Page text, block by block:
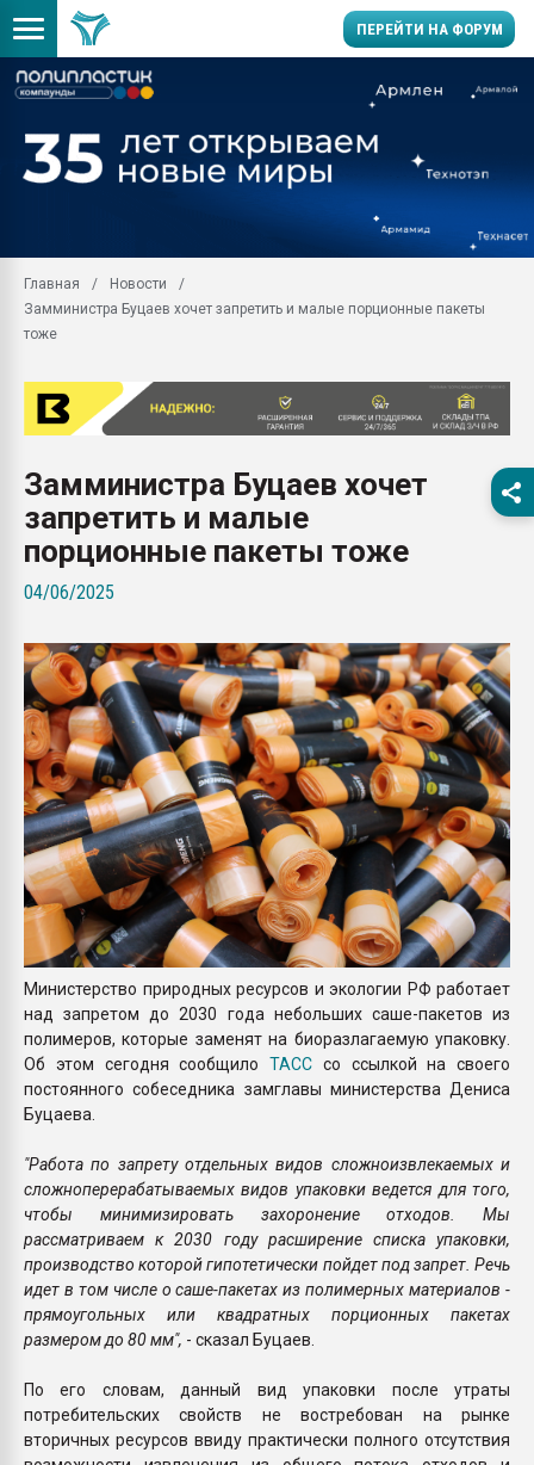
ПЕРЕЙТИ НА ФОРУМ
ближайшее
Подмосковье, Москва
первый план в
ситуацией на
Материал поверхности
вакуумного
Продам отходы
поликарбоната и АБС-
Armaloy PC/ABS-1IM
26.07.2022 "Сибирский
ПЕРЕЙТИ НА
Главная
Новости
Замминистра Буцаев хочет запретить и малые порционные пакеты
тоже
Замминистра Буцаев хочет
запретить и малые
порционные пакеты тоже
04/06/2025
Министерство природных ресурсов и экологии РФ работает
над запретом до 2030 года небольших саше-пакетов из
полимеров, которые заменят на биоразлагаемую упаковку.
Об этом сегодня сообщило ТАСС со ссылкой на своего
постоянного собеседника замглавы министерства Дениса
Буцаева.
"Работа по запрету отдельных видов сложноизвлекаемых и
сложноперерабатываемых видов упаковки ведется для того,
чтобы минимизировать захоронение отходов. Мы
рассматриваем к 2030 году расширение списка упаковки,
производство которой гипотетически пойдет под запрет. Речь
идет в том числе о саше-пакетах из полимерных материалов -
прямоугольных или квадратных порционных пакетах
размером до 80 мм", - сказал Буцаев.
По его словам, данный вид упаковки после утраты
потребительских свойств не востребован на рынке
вторичных ресурсов ввиду практически полного отсутствия